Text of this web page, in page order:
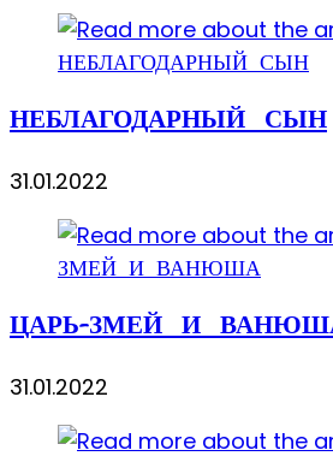
НЕБЛАГОДАРНЫЙ СЫН
31.01.2022
ЦАРЬ-ЗМЕЙ И
31.01.2022